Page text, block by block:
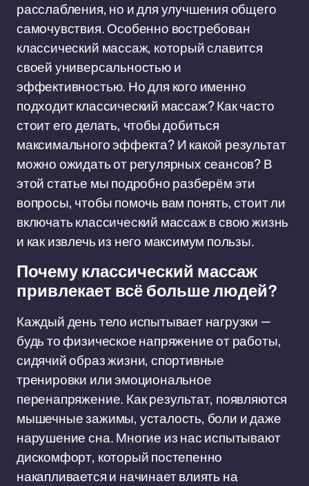
расслабления, но и для улучшения общего
самочувствия. Особенно востребован
классический массаж, который славится
своей универсальностью и
эффективностью. Но для кого именно
подходит классический массаж? Как часто
стоит его делать, чтобы добиться
максимального эффекта? И какой результат
можно ожидать от регулярных сеансов? В
этой статье мы подробно разберём эти
вопросы, чтобы помочь вам понять, стоит ли
включать классический массаж в свою жизнь
и как извлечь из него максимум пользы.
Почему классический массаж
привлекает всё больше людей?
Каждый день тело испытывает нагрузки —
будь то физическое напряжение от работы,
сидячий образ жизни, спортивные
тренировки или эмоциональное
перенапряжение. Как результат, появляются
мышечные зажимы, усталость, боли и даже
нарушение сна. Многие из нас испытывают
дискомфорт, который постепенно
накапливается и начинает влиять на